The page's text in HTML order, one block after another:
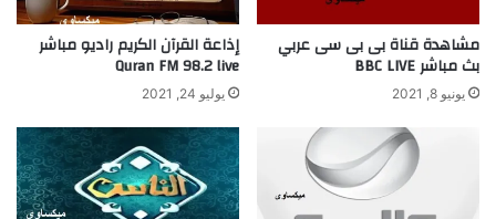
مشاهدة قناة بى بى سى عربي
بث مباشر BBC LIVE
يونيو 8, 2021
إذاعة القرآن الكريم راديو مباشر
Quran FM 98.2 live
يوليو 24, 2021